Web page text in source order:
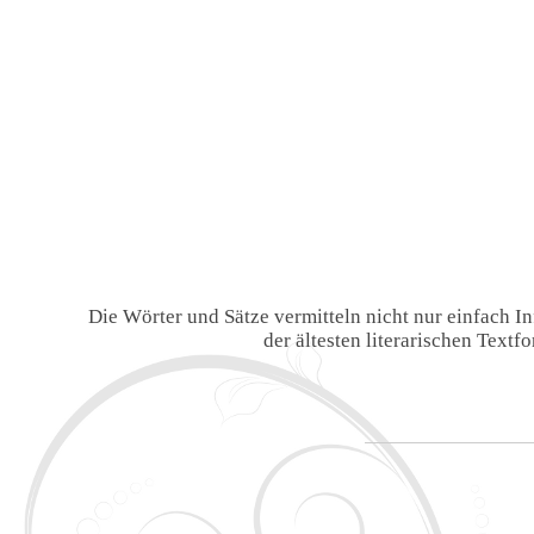
Die Wörter und Sätze vermitteln nicht nur einfach
der ältesten literarischen